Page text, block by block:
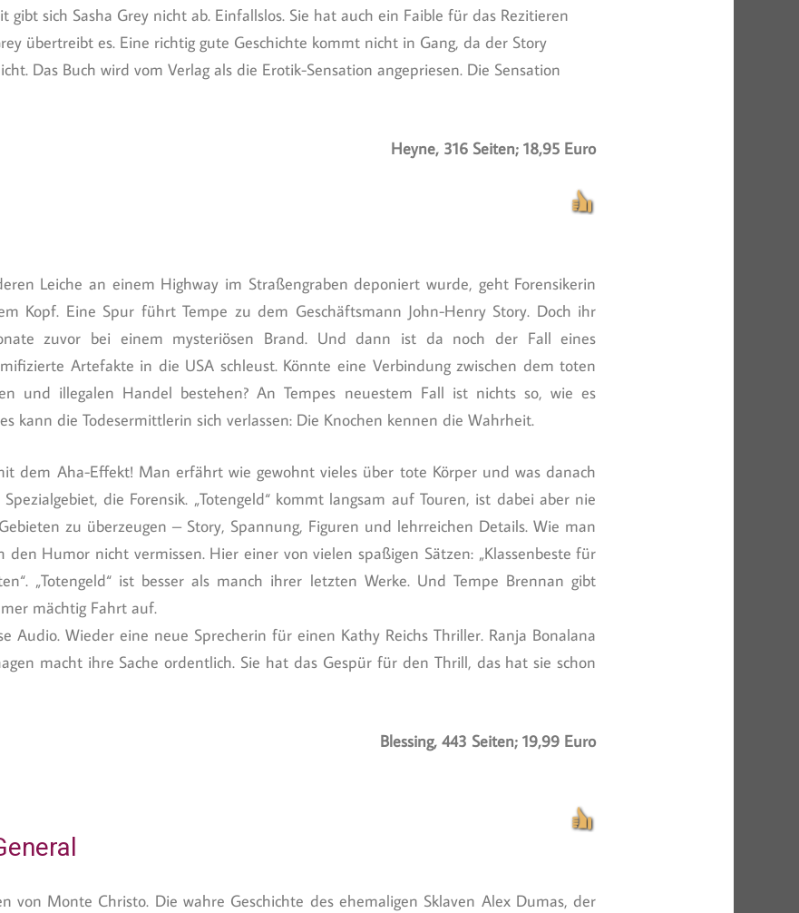
gibt sich Sasha Grey nicht ab. Einfallslos. Sie hat auch ein Faible für das Rezitieren
übertreibt es. Eine richtig gute Geschichte kommt nicht in Gang, da der Story
Das Buch wird vom Verlag als die Erotik-Sensation angepriesen. Die Sensation
Heyne, 316 Seiten; 18,95 Euro
Leiche an einem Highway im Straßengraben deponiert wurde, geht Forensikerin
Kopf. Eine Spur führt Tempe zu dem Geschäftsmann John-Henry Story. Doch ihr
zuvor bei einem mysteriösen Brand. Und dann ist da noch der Fall eines
Artefakte in die USA schleust. Könnte eine Verbindung zwischen dem toten
und illegalen Handel bestehen? An Tempes neuestem Fall ist nichts so, wie es
kann die Todesermittlerin sich verlassen: Die Knochen kennen die Wahrheit.
dem Aha-Effekt! Man erfährt wie gewohnt vieles über tote Körper und was danach
die Forensik. „Totengeld“ kommt langsam auf Touren, ist dabei aber nie
zu überzeugen – Story, Spannung, Figuren und lehrreichen Details. Wie man
den Humor nicht vermissen. Hier einer von vielen spaßigen Sätzen: „Klassenbeste für
„Totengeld“ ist besser als manch ihrer letzten Werke. Und Tempe Brennan gibt
mächtig Fahrt auf.
Audio. Wieder eine neue Sprecherin für einen Kathy Reichs Thriller. Ranja Bonalana
macht ihre Sache ordentlich. Sie hat das Gespür für den Thrill, das hat sie schon
Blessing, 443 Seiten; 19,99 Euro
von Monte Christo. Die wahre Geschichte des ehemaligen Sklaven Alex Dumas, der